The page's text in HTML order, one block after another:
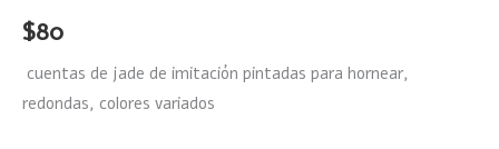
$80
cuentas de jade de imitación pintadas para hornear,
redondas, colores variados